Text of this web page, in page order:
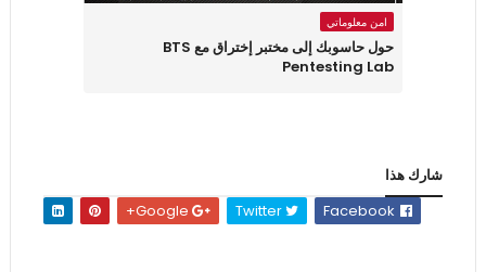
امن معلوماتي
حول حاسوبك إلى مختبر إختراق مع BTS
Pentesting Lab
شارك هذا
Twitter